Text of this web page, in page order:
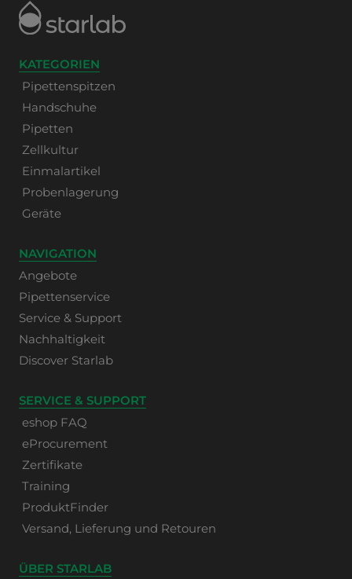
KATEGORIEN
Pipettenspitzen
Handschuhe
Pipetten
Zellkultur
Einmalartikel
Probenlagerung
Geräte
NAVIGATION
Angebote
Pipettenservice
Service & Support
Nachhaltigkeit
Discover Starlab
SERVICE & SUPPORT
eshop FAQ
eProcurement
Zertifikate
Training
ProduktFinder
Versand, Lieferung und Retouren
ÜBER STARLAB